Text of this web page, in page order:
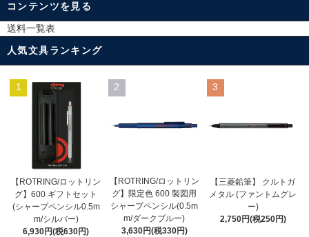
コンテンツを見る
送料一覧表
人気文具ランキング
1
【ROTRING/ロットリン
グ】600 ギフトセット
(シャープペンシル0.5m
m/シルバー)
6,930円(税630円)
2
【ROTRING/ロットリン
グ】限定色 600 製図用
シャープペンシル(0.5m
m/ダークブルー)
3,630円(税330円)
3
【三菱鉛筆】 クルトガ
メタル (ファントムグレ
ー)
2,750円(税250円)